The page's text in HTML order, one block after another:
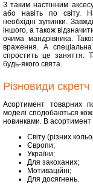
З таким настінним
або навіть по світу.
необхідні зупинки.
іншого, а також
очима мандрівника.
враження. А
спростить це заняття.
будь-якого свята.
Різновиди скретч
Асортимент товарних
моделі сподобаються
новинками. В асортимент
Світу (різних
Європи;
України;
Для закоханих;
Мотиваційні;
Для досягнень.